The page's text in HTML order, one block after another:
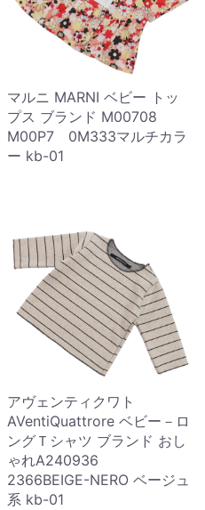
マルニ MARNI ベビー トッ
プス ブランド M00708
M00P7 0M333マルチカラ
ー kb-01
アヴェンティクワト
AVentiQuattrore ベビー－ロ
ングＴシャツ ブランド おし
ゃれA240936
2366BEIGE-NERO ベージュ
系 kb-01